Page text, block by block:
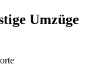
Umzüge